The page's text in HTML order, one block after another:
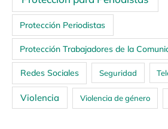
Protección Periodistas
Protección Trabajadores de la
Redes Sociales Seguridad
Violencia Violencia de género